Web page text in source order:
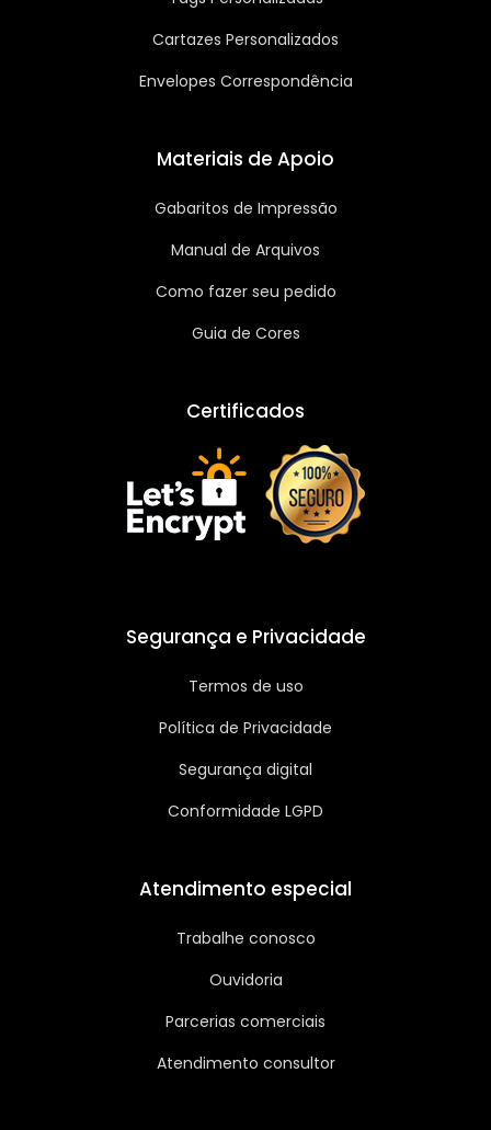
Cartazes Personalizados
Envelopes Correspondência
Materiais de Apoio
Gabaritos de Impressão
Manual de Arquivos
Como fazer seu pedido
Guia de Cores
Certificados
Segurança e Privacidade
Termos de uso
Política de Privacidade
Segurança digital
Conformidade LGPD
Atendimento especial
Trabalhe conosco
Ouvidoria
Parcerias comerciais
Atendimento consultor